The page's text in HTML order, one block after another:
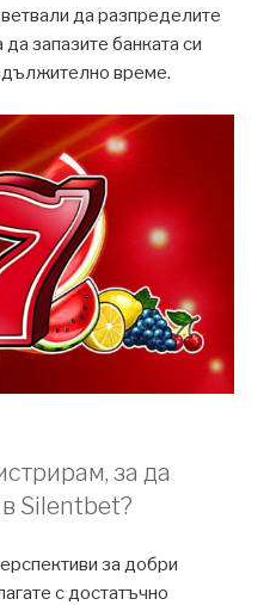
да разпределите
запазите банката си
време.
за да
Silentbet?
за добри
с достатъчно